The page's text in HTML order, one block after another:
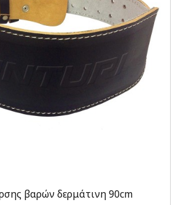
βαρών δερμάτινη 90cm